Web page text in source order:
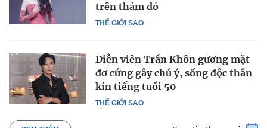
THẾ GIỚI SAO
trên thảm đỏ
THẾ GIỚI SAO
Diễn viên Trần Khôn gương mặt
đơ cứng gây chú ý, sống độc thân
kín tiếng tuổi 50